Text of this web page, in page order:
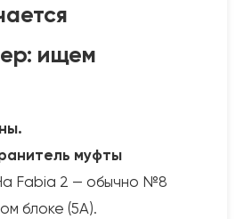
ищем
муфты
Fabia 2 — обычно №8
блоке (5А).